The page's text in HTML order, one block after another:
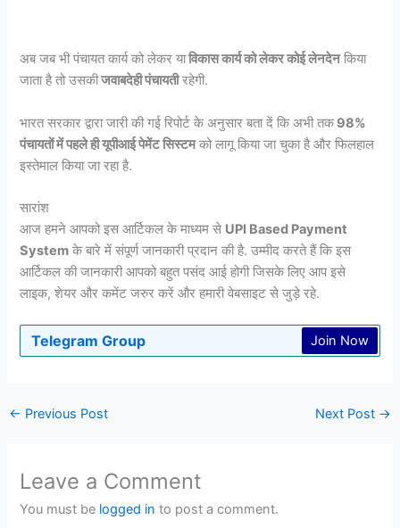
अब जब भी पंचायत कार्य को लेकर याविकास कार्य को लेकर कोई लेनदेनकिया
जाता है तो उसकीजवाबदेही पंचायतीरहेगी.
भारत सरकार द्वारा जारी की गई रिपोर्ट के अनुसार बता दें कि अभी तक98%
पंचायतों में पहले ही यूपीआई पेमेंट सिस्टमको लागू किया जा चुका है और फिलहाल
इस्तेमाल किया जा रहा है.
सारांश
आज हमने आपको इस आर्टिकल के माध्यम से UPI Based Payment
System के बारे में संपूर्ण जानकारी प्रदान की है. उम्मीद करते हैं कि इस
आर्टिकल की जानकारी आपको बहुत पसंद आई होगी जिसके लिए आप इसे
लाइक, शेयर और कमेंट जरुर करें और हमारी वेबसाइट से जुड़े रहे.
Telegram Group Join Now
← Previous Post Next Post →
Leave a Comment
You must be logged in to post a comment.